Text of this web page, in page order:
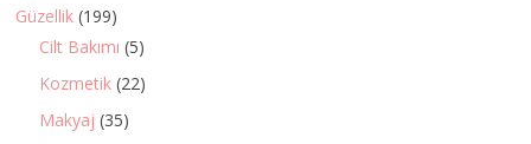
Güzellik (199)
Cilt Bakımı (5)
Kozmetik (22)
Makyaj (35)